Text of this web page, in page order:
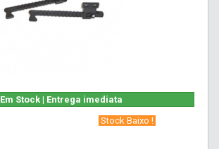
Em Stock | Entrega imediata
‎ Stock Baixo !‎ ‎